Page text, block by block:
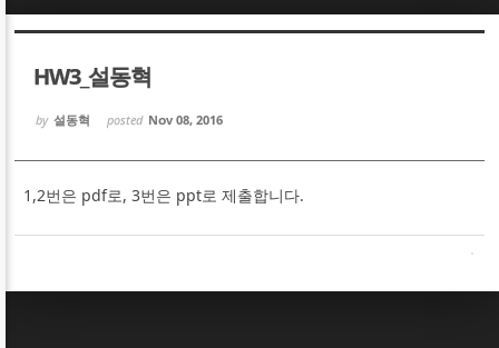
HW3_설동혁
by 설동혁 posted Nov 08, 2016
1,2번은 pdf로, 3번은 ppt로 제출합니다.
Sketchbook5, 스케치북5
Sketchbook5, 스케치북5
Sketchbook5, 스케치북5
Sketchbook5, 스케치북5